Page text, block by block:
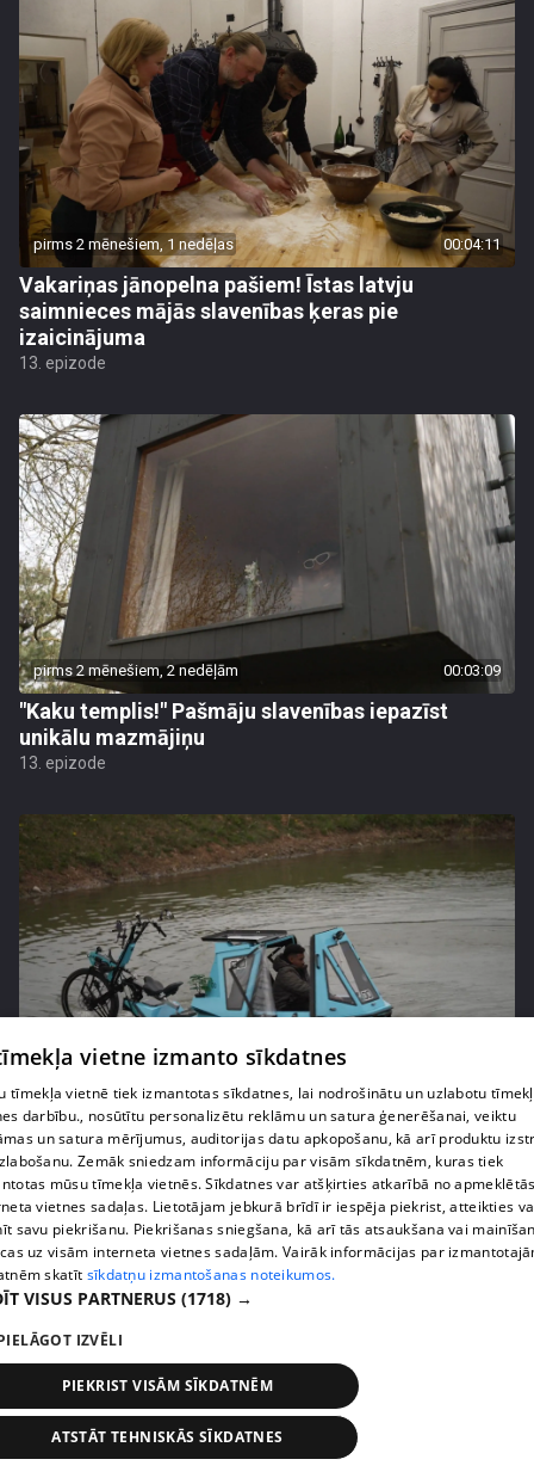
pirms 2 mēnešiem, 1 nedēļas 00:04:11
Vakariņas jānopelna pašiem! Īstas latvju
saimnieces mājās slavenības ķeras pie
izaicinājuma
13. epizode
pirms 2 mēnešiem, 2 nedēļām 00:03:09
"Kaku templis!" Pašmāju slavenības iepazīst
unikālu mazmājiņu
13. epizode
pirms 2 mēnešiem, 2 nedēļām
Pašmāju slavenības ļaujas sānslīdēm ar unikālu
transportlīdzekli
13. epizode
vietne izmanto sīkdatnes
tīmekļa vietnē tiek izmantotas sīkdatnes, lai nodrošinātu un uzlabotu
darbību., nosūtītu personalizētu reklāmu un satura ģenerēšanai, veiktu
un satura mērījumus, auditorijas datu apkopošanu, kā arī produktu
Zemāk sniedzam informāciju par visām sīkdatnēm, kuras tiek
mūsu tīmekļa vietnēs. Sīkdatnes var atšķirties atkarībā no
vietnes sadaļas. Lietotājam jebkurā brīdī ir iespēja piekrist, atteikties
savu piekrišanu. Piekrišanas sniegšana, kā arī tās atsaukšana vai
uz visām interneta vietnes sadaļām. Vairāk informācijas par
skatīt sīkdatņu izmantošanas noteikumos.
VISUS PARTNERUS (1718) →
IZVĒLI
PIEKRIST VISĀM SĪKDATNĒM
ATSTĀT TEHNISKĀS SĪKDATNES